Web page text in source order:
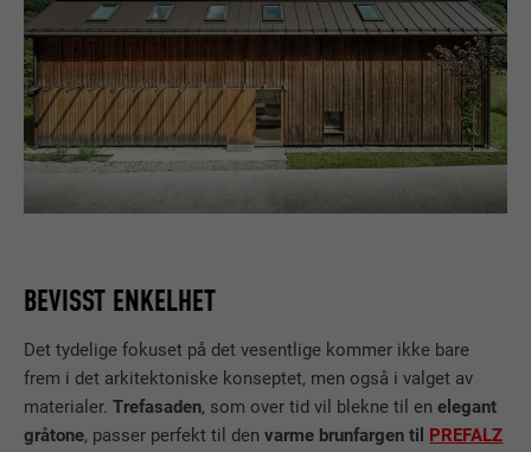
BEVISST ENKELHET
Det tydelige fokuset på det vesentlige kommer ikke bare
frem i det arkitektoniske konseptet, men også i valget av
materialer.Trefasaden, som over tid vil blekne til enelegant
gråtone, passer perfekt til denvarme brunfargen til PREFALZ